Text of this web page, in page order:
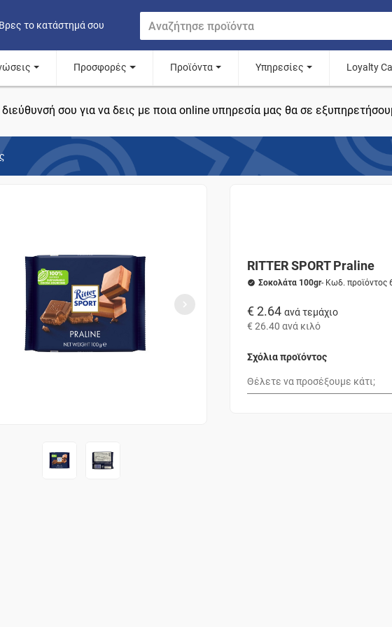
Βρες το κατάστημά σου
Προσφορές Προϊόντα Υπηρεσίες Loyalty
σου για να δεις με ποια online υπηρεσία μας θα σε
RITTER SPORT Praline
Σοκολάτα 100gr- Κωδ. προϊόντος
€ 2.64 ανά τεμάχιο
€ 26.40 ανά κιλό
Σχόλια προϊόντος